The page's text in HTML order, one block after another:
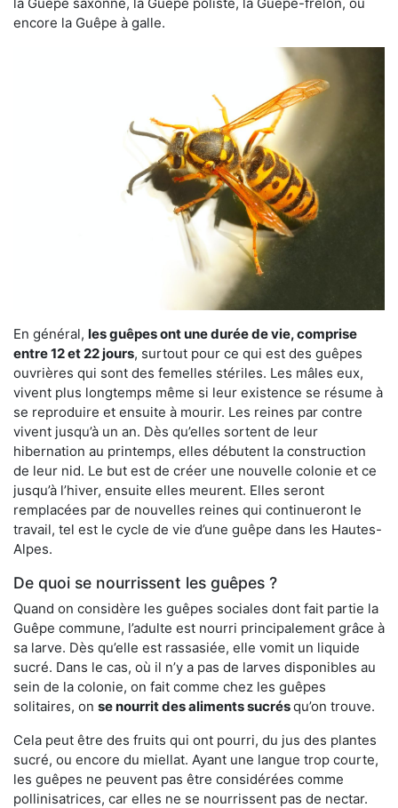
encore la Guêpe à galle.
En général, les guêpes ont une durée de vie, comprise
entre 12 et 22 jours, surtout pour ce qui est des guêpes
ouvrières qui sont des femelles stériles. Les mâles eux,
vivent plus longtemps même si leur existence se résume à
se reproduire et ensuite à mourir. Les reines par contre
vivent jusqu’à un an. Dès qu’elles sortent de leur
hibernation au printemps, elles débutent la construction
de leur nid. Le but est de créer une nouvelle colonie et ce
jusqu’à l’hiver, ensuite elles meurent. Elles seront
remplacées par de nouvelles reines qui continueront le
travail, tel est le cycle de vie d’une guêpe dans les Hautes-
Alpes.
De quoi se nourrissent les guêpes ?
Quand on considère les guêpes sociales dont fait partie la
Guêpe commune, l’adulte est nourri principalement grâce à
sa larve. Dès qu’elle est rassasiée, elle vomit un liquide
sucré. Dans le cas, où il n’y a pas de larves disponibles au
sein de la colonie, on fait comme chez les guêpes
solitaires, on se nourrit des aliments sucrésqu’on trouve.
Cela peut être des fruits qui ont pourri, du jus des plantes
sucré, ou encore du miellat. Ayant une langue trop courte,
les guêpes ne peuvent pas être considérées comme
pollinisatrices, car elles ne se nourrissent pas de nectar.